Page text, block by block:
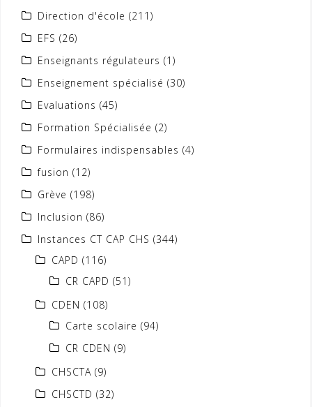
Direction d'école (211)
EFS (26)
Enseignants régulateurs (1)
Enseignement spécialisé (30)
Evaluations (45)
Formation Spécialisée (2)
Formulaires indispensables (4)
fusion (12)
Grève (198)
Inclusion (86)
Instances CT CAP CHS (344)
CAPD (116)
CR CAPD (51)
CDEN (108)
Carte scolaire (94)
CR CDEN (9)
CHSCTA (9)
CHSCTD (32)